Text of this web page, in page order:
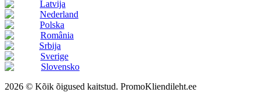
Latvija
Nederland
Polska
România
Srbija
Sverige
Slovensko
2026 © Kõik õigused kaitstud. PromoKliendileht.ee